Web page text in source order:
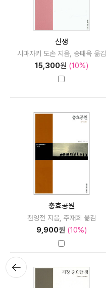
신생
시마자키 도손 지음, 송태욱 옮김
15,300원 (10%)
충효공원
천잉전 지음, 주재희 옮김
9,900원 (10%)
뒤로가
기